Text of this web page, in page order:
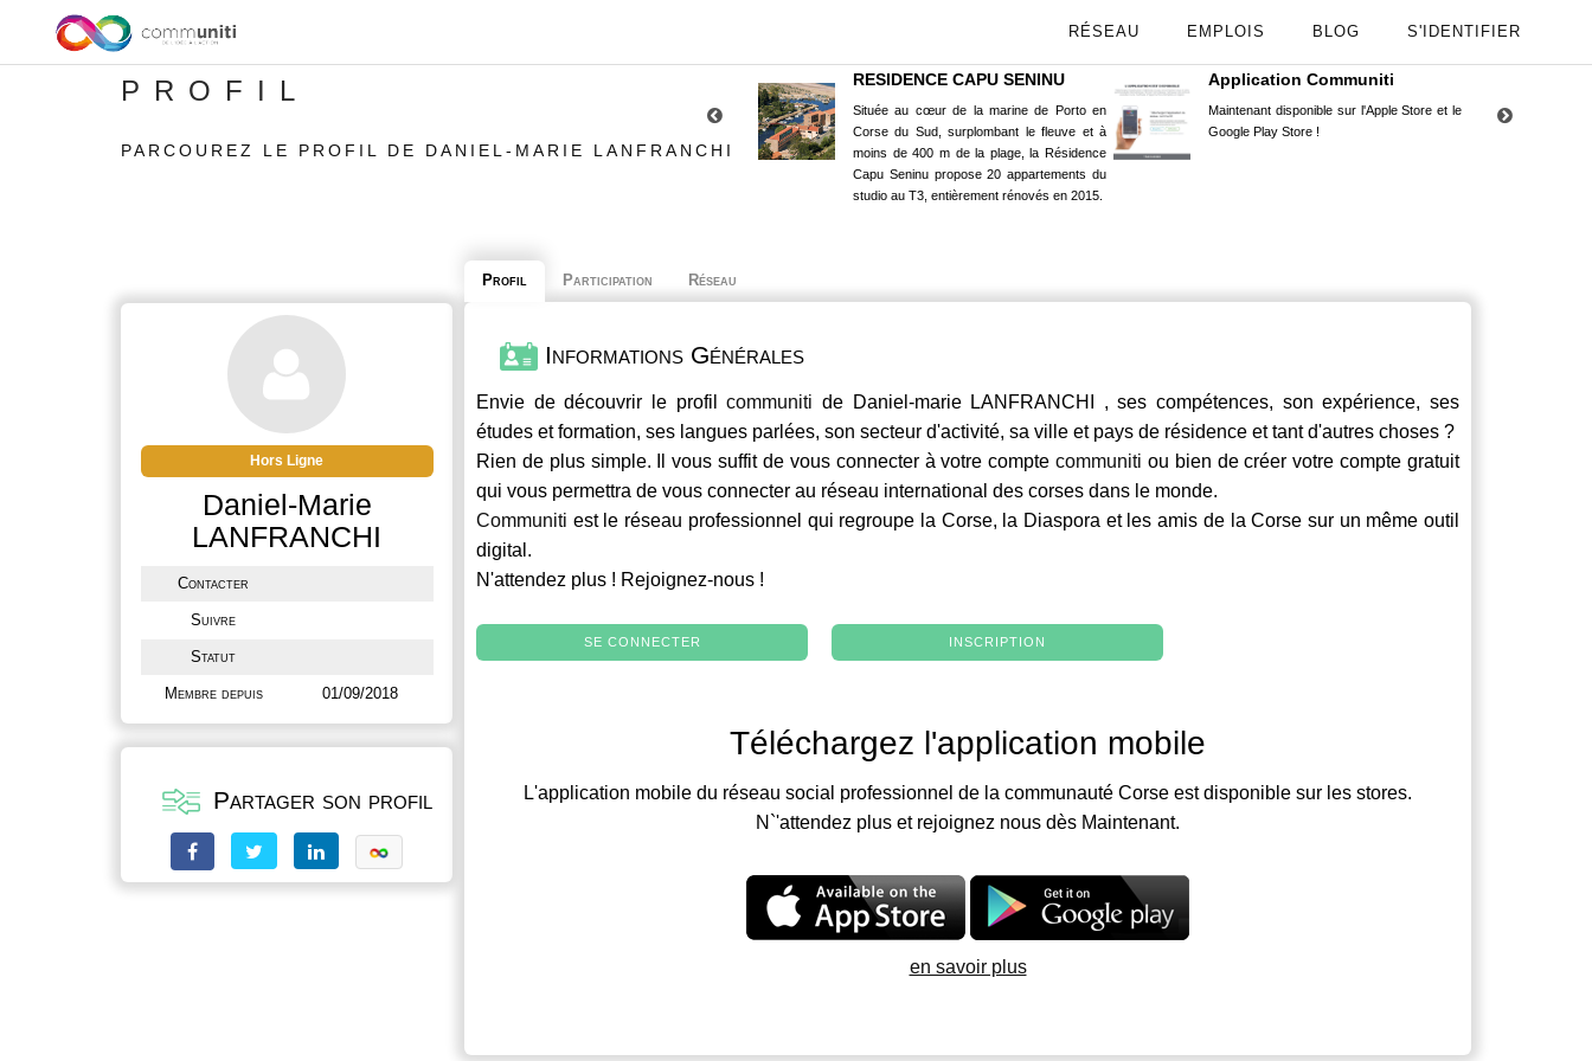
RÉSEAU EMPLOIS BLOG S'IDENTIFIER
PROFIL
PARCOUREZ LE PROFIL DE DANIEL-MARIE LANFRANCHI
RESIDENCE CAPU SENINU
Située au cœur de la marine de Porto en
Corse du Sud, surplombant le fleuve et à
moins de 400 m de la plage, la Résidence
Capu Seninu propose 20 appartements du
studio au T3, entièrement rénovés en 2015.
Application Communiti
Maintenant disponible sur l'Apple Store et le
Google Play Store !
Hors Ligne
Daniel-Marie
LANFRANCHI
Contacter
Suivre
Statut
Membre depuis 01/09/2018
Partager son profil
Profil Participation Réseau
Informations Générales
Envie de découvrir le profilcommuniti de Daniel-marie LANFRANCHI , ses compétences, son expérience, ses
études et formation, ses langues parlées, son secteur d'activité, sa ville et pays de résidence et tant d'autres choses ?
Rien de plus simple. Il vous suffit de vous connecter à votre comptecommuniti ou bien de créer votre compte gratuit
qui vous permettra de vous connecter au réseau international des corses dans le monde.
Communiti est le réseau professionnel qui regroupe la Corse, la Diaspora et les amis de la Corse sur un même outil
digital.
N'attendez plus ! Rejoignez-nous !
SE CONNECTER INSCRIPTION
Téléchargez l'application mobile
L'application mobile du réseau social professionnel de la communauté Corse est disponible sur les stores.
N`'attendez plus et rejoignez nous dès Maintenant.
en savoir plus